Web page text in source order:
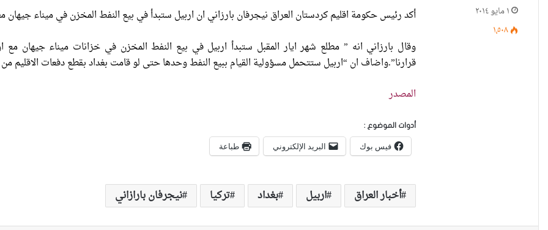
أكد رئيس حكومة اقليم كردستان العراق نيجرفان بارزاني ان اربيل ستبدأ في بيع النفط المخزن في ميناء جيهان
وقال بارزاني انه ” مطلع شهر ايار المقبل ستبدأ اربيل في بيع النفط المخزن في خزانات ميناء جيهان
قرارنا”.واضاف ان “اربيل ستتحمل مسؤولية القيام ببيع النفط وحدها حتى لو قامت بغداد بقطع دفعات الاقليم
المصدر
أدوات الموضوع :
فيس بوك البريد الإلكتروني طباعة
أخبار العراق اربيل بغداد تركيا نيجرفان بارازاني
١ مايو ٢٠١٤
١٬٥٠٨